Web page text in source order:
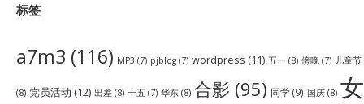
标签
a7m3 (116) MP3 (7) pjblog (7) wordpress (11) 五一 (8) 傍晚 (7) 儿童节
(8) 党员活动 (12) 出差 (8) 十五 (7) 华东 (8) 合影 (95) 同学(9) 国庆 (8) 女